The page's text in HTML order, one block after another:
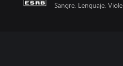
Sangre, Lenguaje,